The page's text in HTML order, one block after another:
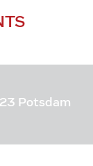
Potsdam